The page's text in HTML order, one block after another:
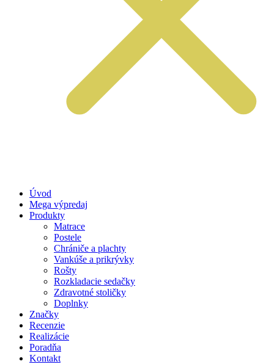
Úvod
Mega výpredaj
Produkty
Matrace
Postele
Chrániče a plachty
Vankúše a prikrývky
Rošty
Rozkladacie sedačky
Zdravotné stoličky
Doplnky
Značky
Recenzie
Realizácie
Poradňa
Kontakt